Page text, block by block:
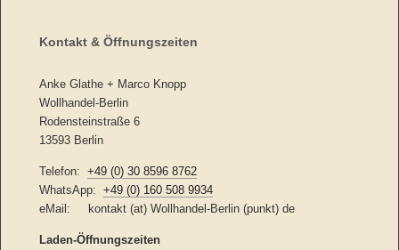
Kontakt & Öffnungszeiten
Anke Glathe + Marco Knopp
Wollhandel-Berlin
Rodensteinstraße 6
13593 Berlin
Telefon: +49 (0) 30 8596 8762
WhatsApp: +49 (0) 160 508 9934
eMail: kontakt (at) Wollhandel-Berlin (punkt) de
Laden-Öffnungszeiten